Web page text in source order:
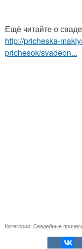
Ещё читайте о
http://pricheska-
prichesok/svadebn...
Категории: Свадебные